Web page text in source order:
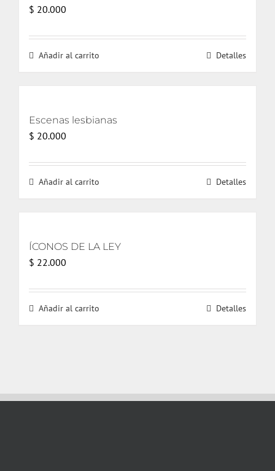
$ 20.000
Añadir al carrito Detalles
Escenas lesbianas
$ 20.000
Añadir al carrito Detalles
ÍCONOS DE LA LEY
$ 22.000
Añadir al carrito Detalles